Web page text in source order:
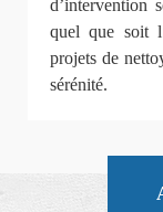
d’intervention
quel que soit
projets de
sérénité.